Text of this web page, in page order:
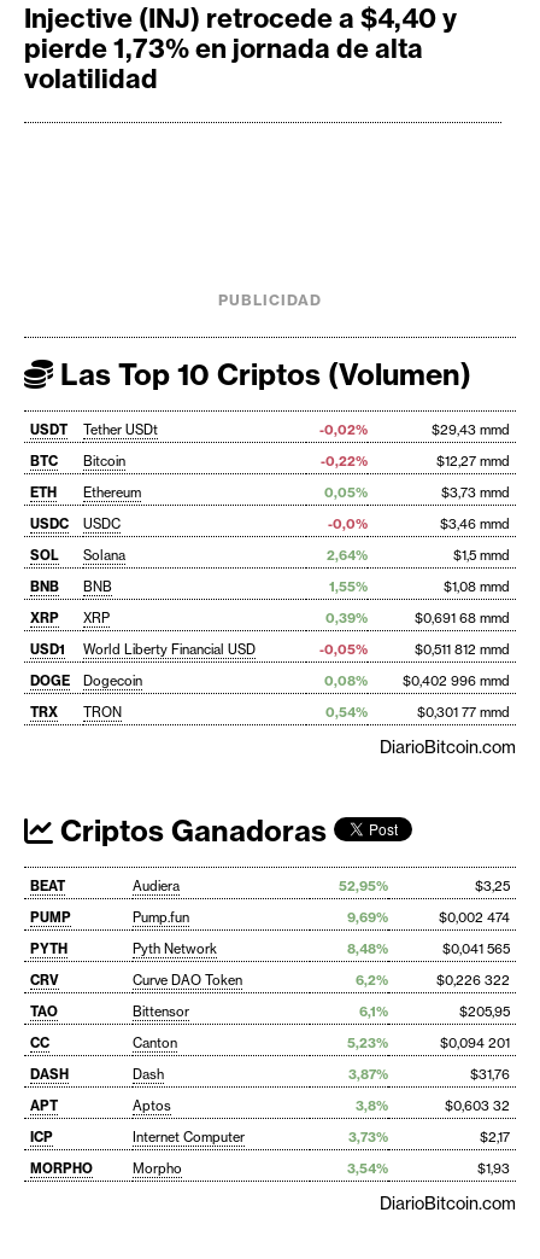
Injective (INJ) retrocede a $4,40 y
pierde 1,73% en jornada de alta
volatilidad
PUBLICIDAD
Las Top 10 Criptos (Volumen)
USDT Tether USDt -0,02%
$29,43 mmd
BTC
Bitcoin -0,22%
$12,27 mmd
ETH
Ethereum 0,05%
$3,73 mmd
USDC
USDC -0,0%
$3,46 mmd
SOL
Solana 2,64%
$1,5 mmd
BNB
BNB 1,55%
$1,08 mmd
XRP
XRP 0,39%
$0,691 68 mmd
USD1
World Liberty Financial USD -0,05%
$0,511 812 mmd
DOGE
Dogecoin 0,08%
$0,402 996 mmd
TRX
TRON 0,54% $0,301 77 mmd
DiarioBitcoin.com
Criptos Ganadoras
BEAT Audiera 52,95%
$3,25
PUMP
Pump.fun 9,69%
$0,002 474
PYTH
Pyth Network 8,48%
$0,041 565
CRV
Curve DAO Token 6,2%
$0,226 322
TAO
Bittensor 6,1%
$205,95
CC
Canton 5,23%
$0,094 201
DASH
Dash 3,87%
$31,76
APT
Aptos 3,8%
$0,603 32
ICP
Internet Computer 3,73%
$2,17
MORPHO
Morpho 3,54% $1,93
DiarioBitcoin.com